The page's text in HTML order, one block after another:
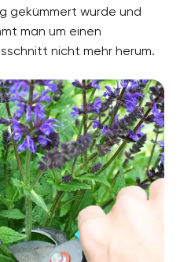
gekümmert wurde und
man um einen
nicht mehr herum.